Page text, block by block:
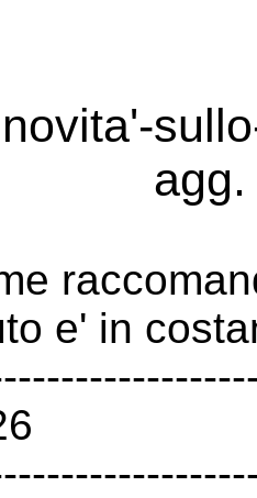
novita'-
e' in